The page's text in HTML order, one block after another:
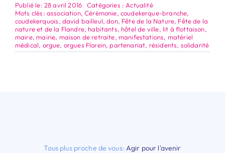
Publié le: 28 avril 2016 Catégories : Actualité
Mots clés: association,Cérémonie, coudekerque-branche,
coudekerquois, david bailleul,don, Fête de la Nature, Fête de la
nature et de la Flandre, habitants, hôtel de ville, lit à flottaison,
maire, mairie, maison de retraite, manifestations, matériel
médical, orgue, orgues Florein, partenariat, résidents, solidarité
Tous plus proche de vous: Agir pour l'avenir